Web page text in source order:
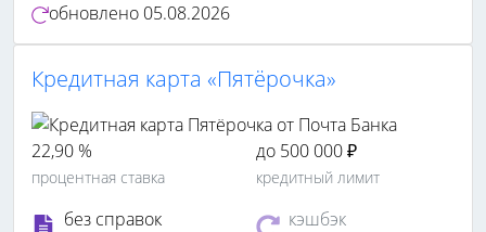
обновлено 05.08.2026
Кредитная карта «Пятёрочка»
22,90 %
процентная ставка
до 500 000 ₽
кредитный лимит
без справок
кэшбэк